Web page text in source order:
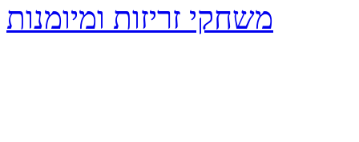
משחקי זריזות ומיומנות